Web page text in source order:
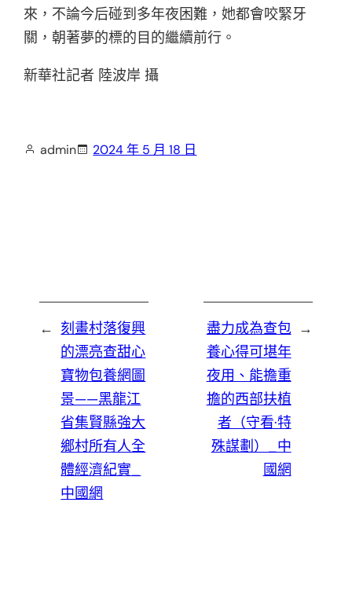
來，不論今后碰到多年夜困難，她都會咬緊牙
關，朝著夢的標的目的繼續前行。
新華社記者 陸波岸 攝
admin 2024 年 5 月 18 日
← 刻畫村落復興
的漂亮查甜心
寶物包養網圖
景——黑龍江
省集賢縣強大
鄉村所有人全
體經濟紀實_
中國網
→
盡力成為查包
養心得可堪年
夜用、能擔重
擔的西部扶植
者（守看·特
殊謀劃）_中
國網